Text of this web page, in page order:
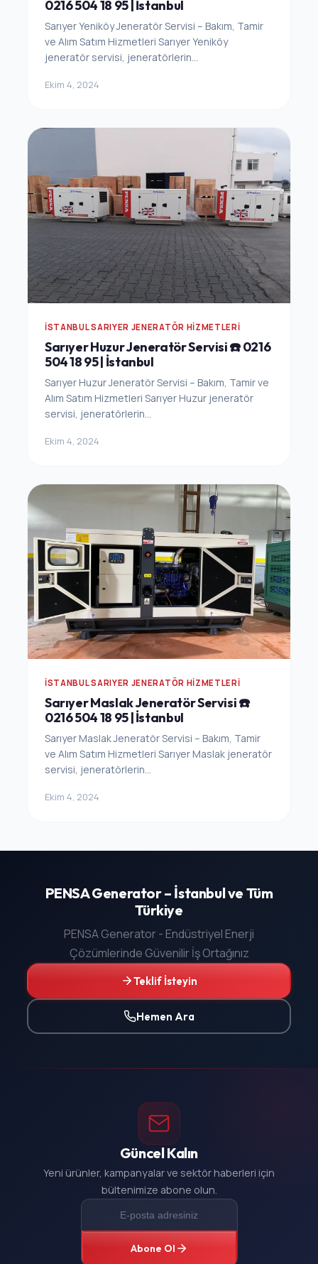
0216 504 18 95 | İstanbul
Sarıyer Yeniköy Jeneratör Servisi – Bakım, Tamir
ve Alım Satım Hizmetleri Sarıyer Yeniköy
jeneratör servisi, jeneratörlerin...
Ekim 4, 2024
İSTANBUL SARIYER JENERATÖR HIZMETLERI
Sarıyer Huzur Jeneratör Servisi ☎️ 0216
504 18 95 | İstanbul
Sarıyer Huzur Jeneratör Servisi – Bakım, Tamir ve
Alım Satım Hizmetleri Sarıyer Huzur jeneratör
servisi, jeneratörlerin...
Ekim 4, 2024
İSTANBUL SARIYER JENERATÖR HIZMETLERI
Sarıyer Maslak Jeneratör Servisi ☎️
0216 504 18 95 | İstanbul
Sarıyer Maslak Jeneratör Servisi – Bakım, Tamir
ve Alım Satım Hizmetleri Sarıyer Maslak jeneratör
servisi, jeneratörlerin...
Ekim 4, 2024
PENSA Generator – İstanbul ve Tüm
Türkiye
PENSA Generator - Endüstriyel Enerji
Çözümlerinde Güvenilir İş Ortağınız
Teklif İsteyin
Hemen Ara
Güncel Kalın
Yeni ürünler, kampanyalar ve sektör haberleri için
bültenimize abone olun.
Abone Ol